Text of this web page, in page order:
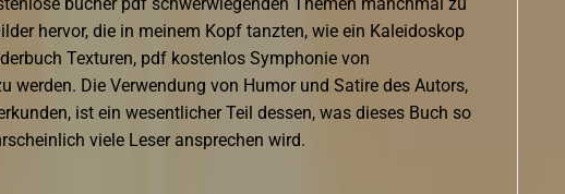
hervor, die in meinem Kopf tanzten, wie ein Kaleidoskop
Texturen, pdf kostenlos Symphonie von
werden. Die Verwendung von Humor und Satire des Autors,
ist ein wesentlicher Teil dessen, was dieses Buch so
viele Leser ansprechen wird.